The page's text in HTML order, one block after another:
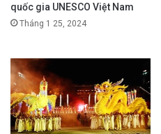
quốc gia UNESCO Việt Nam
Tháng 1 25, 2024